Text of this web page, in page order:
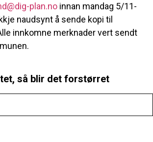
plan.no innan mandag 5/11-
naudsynt å sende kopi til
innkomne merknader vert sendt
så blir det forstørret